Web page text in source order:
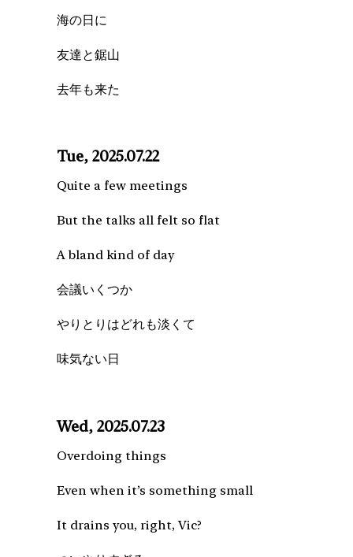
海の日に
友達と鋸山
去年も来た
Tue, 2025.07.22
Quite a few meetings
But the talks all felt so flat
A bland kind of day
会議いくつか
やりとりはどれも淡くて
味気ない日
Wed, 2025.07.23
Overdoing things
Even when it’s something small
It drains you, right, Vic?